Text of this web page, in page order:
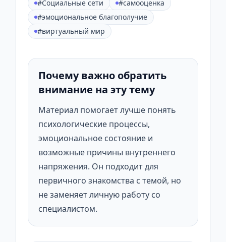
#Социальные сети
#самооценка
#эмоциональное благополучие
#виртуальный мир
Почему важно обратить
внимание на эту тему
Материал помогает лучше понять
психологические процессы,
эмоциональное состояние и
возможные причины внутреннего
напряжения. Он подходит для
первичного знакомства с темой, но
не заменяет личную работу со
специалистом.